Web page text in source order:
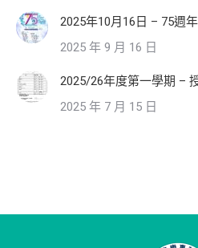
2025年10月16日 – 75週
2025 年 9 月 16 日
2025/26年度第一學期 –
2025 年 7 月 15 日